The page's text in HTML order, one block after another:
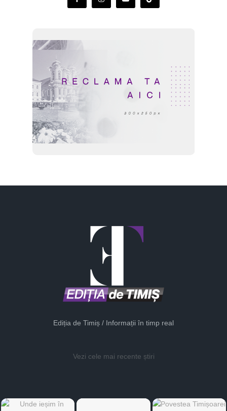
Ediția de Timiș / Informații în timp real
Vezi cele mai recente știri